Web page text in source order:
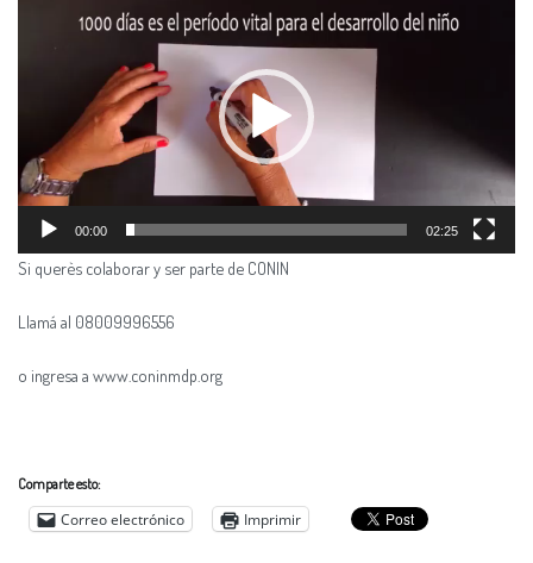
00:00 02:25
Si querès colaborar y ser parte de CONIN
Llamá al 08009996556
o ingresa a www.coninmdp.org
Comparte esto:
Correo electrónico Imprimir